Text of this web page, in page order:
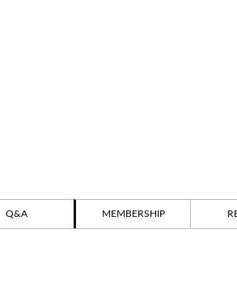
Q&A MEMBERSHIP